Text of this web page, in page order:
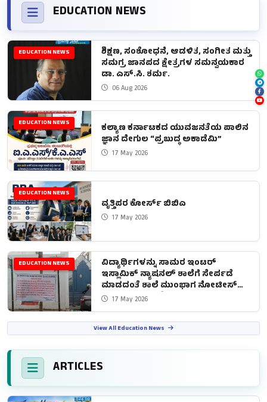
EDUCATION NEWS
EDUCATION NEWS
ಶಿಕ್ಷಣ, ಸಂಶೋಧನೆ, ಆಡಳಿತ, ಸಂಗೀತ ಮತ್ತು
ಸಮಗ್ರ ಜಾನಪದ ಕ್ಷೇತ್ರಗಳ ಸಮನ್ವಯಕಾರ
ಡಾ. ಎಸ್.ಸಿ. ಶರ್ಮ.
06 Aug 2026
EDUCATION NEWS
ಕಲ್ಯಾಣ ಕರ್ನಾಟಕದ ಯುವಜನತೆಯ ಪಾಲಿನ
ಜ್ಞಾನ ದೇಗುಲ “ಪ್ರಬುದ್ಧ ಅಕಾಡೆಮಿ”
17 May 2026
EDUCATION NEWS
ವೃತ್ತಿಪರ ಕೋರ್ಸ್ ಬಿಬಿಎ
17 May 2026
EDUCATION NEWS
ವಿದ್ಯಾರ್ಥಿಗಳನ್ನು ಸಾಮರ ಇಂಟರ್
ಇಸ್ಲಾಮಿಕ್ ನ್ಯಾಷನಲ್ ಶಾಲೆಗೆ ಸೇರ್ಪಡೆ
ಮಾಡದಂತೆ ಶಾಲೆ ಮುಂಭಾಗ ನೋಟೀಸ್
ಅಂಟಿಸಿದ ಶಾಲಾ ಶಿಕ್ಷಣ ಇಲಾಖೆ
17 May 2026
View All Education News
ARTICLES